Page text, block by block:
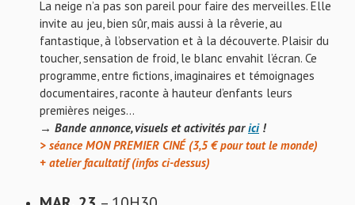
La neige n’a pas son pareil pour faire des merveilles. Elle
invite au jeu, bien sûr, mais aussi à la rêverie, au
fantastique, à l’observation et à la découverte. Plaisir du
toucher, sensation de froid, le blanc envahit l’écran. Ce
programme, entre fictions, imaginaires et témoignages
documentaires, raconte à hauteur d’enfants leurs
premières neiges…
→ Bande annonce, visuels et activités parici!
> séance MON PREMIER CINÉ (3,5 € pour tout le monde)
+ atelier facultatif (infos ci-dessus)